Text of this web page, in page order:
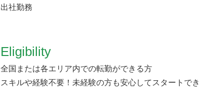
出社勤務
Eligibility
全国または各エリア内での転勤ができる方
スキルや経験不要！未経験の方も安心してスタートでき